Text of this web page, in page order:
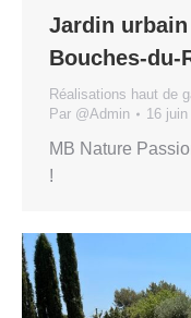
Jardin
Bouches-du-
Réalisations haut de
Par @Admin 16
MB Nature
!